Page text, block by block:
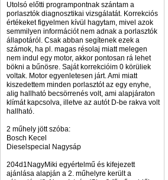
Utolsó előtti programpontnak szántam a
porlasztók diagnosztikai vizsgálatát. Korrekciós
értékeket figyelmen kívül hagytam, mivel azok
semmilyen információt nem adnak a porlasztók
állapotáról. Csak abban segítenek ezek a
számok, ha pl. magas résolaj miatt melegen
nem indul egy motor, akkor pontosan rá lehet
bökni a bűnösre. Saját korrekcióim 0 körüliek
voltak. Motor egyenletesen járt. Ami miatt
kiszedettem minden porlasztót az egy enyhe,
alig hallható becsörrenés volt, ami alapjáraton
klímát kapcsolva, illetve az autót D-be rakva volt
hallható.
2 műhely jött szóba:
Bosch Kecel
Dieselspecial Nagysáp
204d1NagyMiki egyértelmű és kifejezett
ajánlása alapján a 2. műhelyre került a